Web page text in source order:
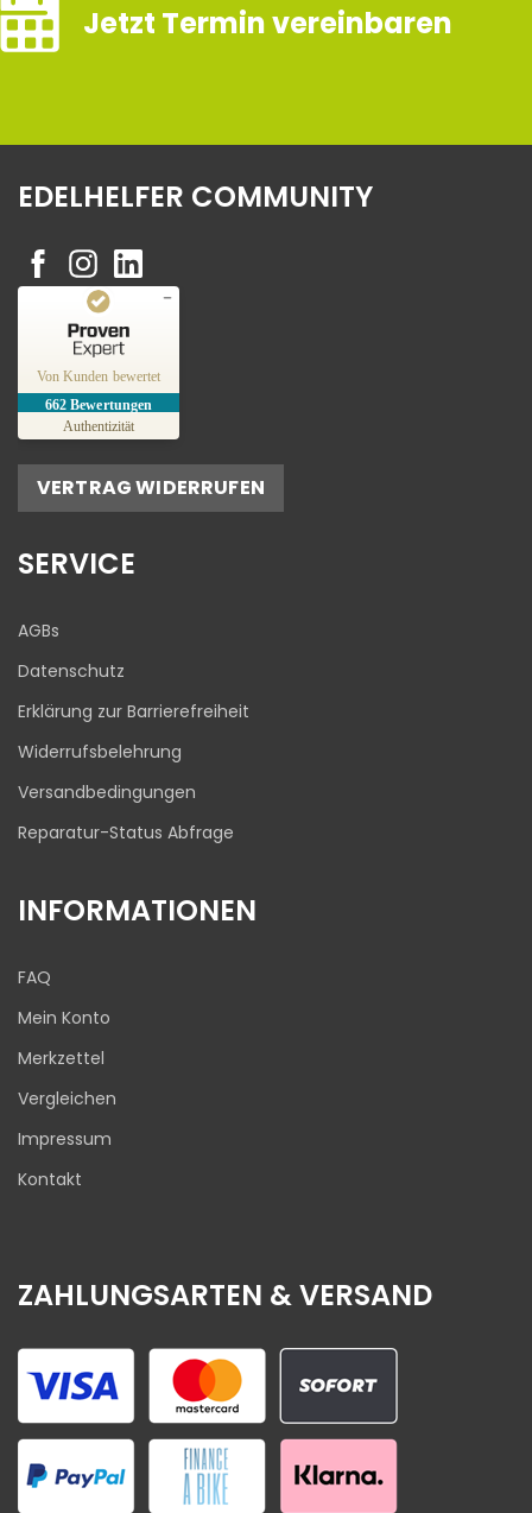
Jetzt Termin vereinbaren
EDELHELFER COMMUNITY
Von Kunden bewertet
662 Bewertungen
Authentizität
Kundenbewertungen und Erfahrungen zu
SEHR GUT
4,81
/
5,00
Bewertungen von
1
anderen Quelle
VERTRAG WIDERRUFEN
SERVICE
AGBs
Datenschutz
Erklärung zur Barrierefreiheit
Widerrufsbelehrung
Versandbedingungen
Reparatur-Status Abfrage
INFORMATIONEN
FAQ
Mein Konto
Merkzettel
Vergleichen
Impressum
Kontakt
ZAHLUNGSARTEN & VERSAND